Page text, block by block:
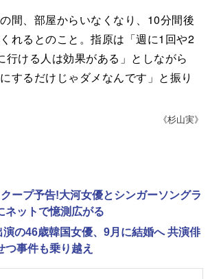
間、部屋からいなくなり、10分間後
れるとのこと。指原は「週に1回や2
行ける人は効果がある」としながら
するだけじゃダメなんです」と振り
《杉山実》
ープ予告!大河女優とシンガーソングラ
ネットで憶測広がる
演の46歳韓国女優、9月に結婚へ 共演俳
つ事件も乗り越え